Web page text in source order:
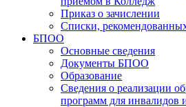
Приказ о зачислении
Списки,
БПОО
Основные сведения
Документы БПОО
Образование
Сведения о реализации
программ для